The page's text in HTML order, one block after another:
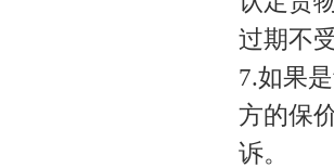
过期不
7.如果
方的保
诉。